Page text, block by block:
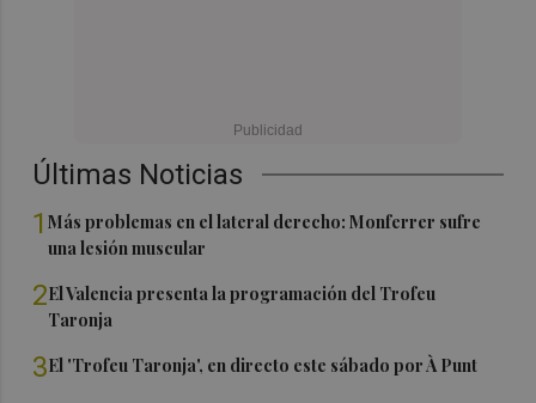
Últimas Noticias
1Más problemas en el lateral derecho: Monferrer sufre
una lesión muscular
2El Valencia presenta la programación del Trofeu
Taronja
3El 'Trofeu Taronja', en directo este sábado por À Punt